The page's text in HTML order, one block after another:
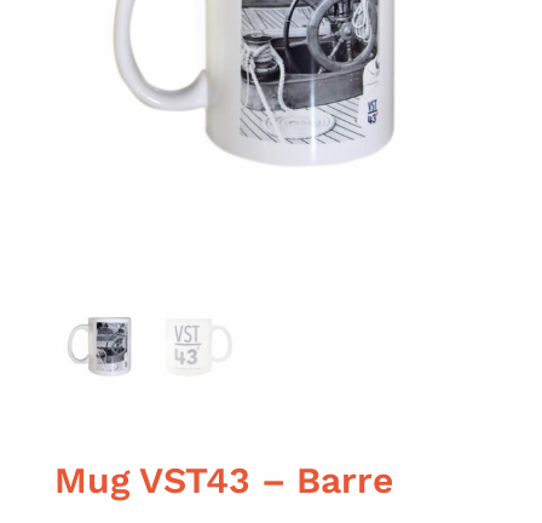
Mug VST43 – Barre